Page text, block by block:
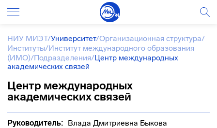
НИУ МИЭТ/Университет/Организационная структура/
Институты/Институт международного образования
(ИМО)/Подразделения/Центр международных
академических связей
Центр международных
академических связей
Руководитель: Влада Дмитриевна Быкова